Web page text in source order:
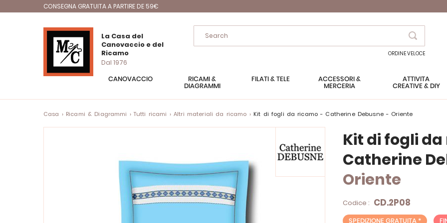
CONSEGNA GRATUITA A PARTIRE DE 59€
La Casa del
Canovaccio e del
Ricamo
Dal 1976
Search
ORDINE VELOCE
CANOVACCIO
RICAMI &
DIAGRAMMI
FILATI & TELE
ACCESSORI &
MERCERIA
ATTIVITÀ
CREATIVE & DIY
Casa Ricami & Diagrammi Tutti ricami Altri materiali da ricamo Kit di fogli da ricamo - Catherine Debusne - Oriente
Kit di fogli
Catherine
Oriente
Codice : CD.2P08
SPEDIZIONE GRATUITA *